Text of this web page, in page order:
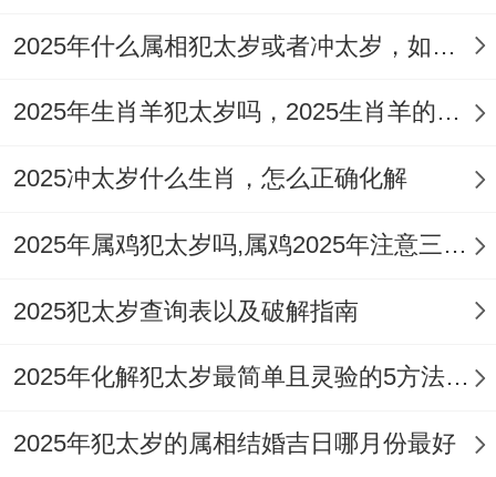
在农历正月初八（太岁诞）亲临祈福上香拜
岁、（这一日很多道场有祈福仪式）！不方
岁煞的‘ 祥安阁联吉锦袋’与‘祥安阁联吉红
绳’，锦袋放在自己睡觉的枕头下 - 红绳戴在
2025吉祥安康、大吉大利！
3:本命年蛇应对法
属蛇者在2025本命年需要格外注意自身的健
2025年什么属相犯太岁或者冲太岁，如何趋利避害
2025年生肖羊犯太岁吗，2025生肖羊的幸运色彩
2025冲太岁什么生肖，怎么正确化解
2025年属鸡犯太岁吗,属鸡2025年注意三点幸运加倍
2025犯太岁查询表以及破解指南
2025年化解犯太岁最简单且灵验的5方法，收获幸福好运
2025年犯太岁的属相结婚吉日哪月份最好